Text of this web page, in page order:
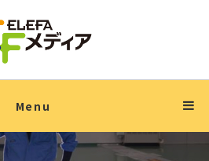
Menu